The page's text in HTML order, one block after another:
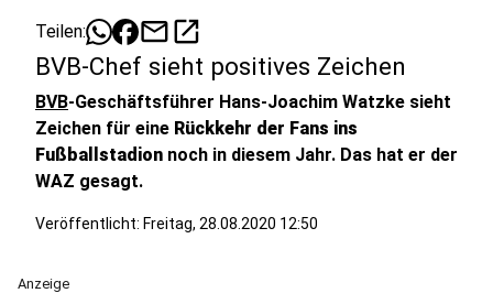
Teilen: mailopen_in_new
BVB-Chef sieht positives Zeichen
BVB-Geschäftsführer Hans-Joachim Watzke sieht
Zeichen für eine Rückkehr der Fans ins
Fußballstadion noch in diesem Jahr. Das hat er der
WAZ gesagt.
Veröffentlicht: Freitag, 28.08.2020 12:50
Anzeige